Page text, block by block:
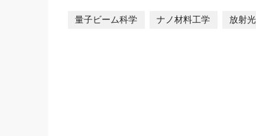
量子ビーム科学 ナノ材料工学 放射光